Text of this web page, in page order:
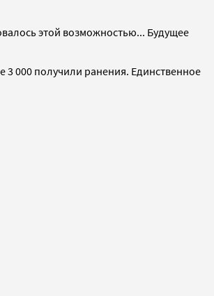
этой возможностью... Будущее
000 получили ранения. Единственное